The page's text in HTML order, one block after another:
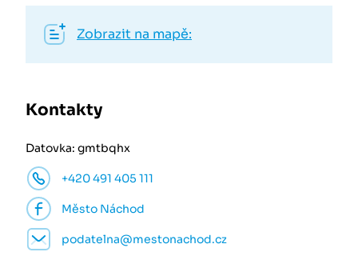
Zobrazit na mapě:
Kontakty
Datovka: gmtbqhx
+420 491 405 111
Město Náchod
podatelna@mestonachod.cz